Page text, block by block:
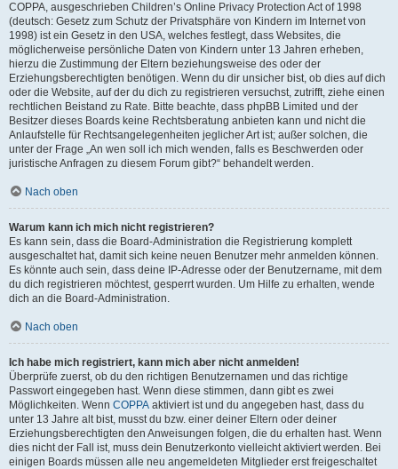
COPPA, ausgeschrieben Children’s Online Privacy Protection Act of 1998
(deutsch: Gesetz zum Schutz der Privatsphäre von Kindern im Internet von
1998) ist ein Gesetz in den USA, welches festlegt, dass Websites, die
möglicherweise persönliche Daten von Kindern unter 13 Jahren erheben,
hierzu die Zustimmung der Eltern beziehungsweise des oder der
Erziehungsberechtigten benötigen. Wenn du dir unsicher bist, ob dies auf dich
oder die Website, auf der du dich zu registrieren versuchst, zutrifft, ziehe einen
rechtlichen Beistand zu Rate. Bitte beachte, dass phpBB Limited und der
Besitzer dieses Boards keine Rechtsberatung anbieten kann und nicht die
Anlaufstelle für Rechtsangelegenheiten jeglicher Art ist; außer solchen, die
unter der Frage „An wen soll ich mich wenden, falls es Beschwerden oder
juristische Anfragen zu diesem Forum gibt?“ behandelt werden.
Nach oben
Warum kann ich mich nicht registrieren?
Es kann sein, dass die Board-Administration die Registrierung komplett
ausgeschaltet hat, damit sich keine neuen Benutzer mehr anmelden können.
Es könnte auch sein, dass deine IP-Adresse oder der Benutzername, mit dem
du dich registrieren möchtest, gesperrt wurden. Um Hilfe zu erhalten, wende
dich an die Board-Administration.
Nach oben
Ich habe mich registriert, kann mich aber nicht anmelden!
Überprüfe zuerst, ob du den richtigen Benutzernamen und das richtige
Passwort eingegeben hast. Wenn diese stimmen, dann gibt es zwei
Möglichkeiten. Wenn COPPA aktiviert ist und du angegeben hast, dass du
unter 13 Jahre alt bist, musst du bzw. einer deiner Eltern oder deiner
Erziehungsberechtigten den Anweisungen folgen, die du erhalten hast. Wenn
dies nicht der Fall ist, muss dein Benutzerkonto vielleicht aktiviert werden. Bei
einigen Boards müssen alle neu angemeldeten Mitglieder erst freigeschaltet